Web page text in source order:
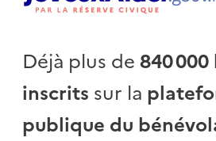
Déjà plus de840
inscrits sur la
publique du